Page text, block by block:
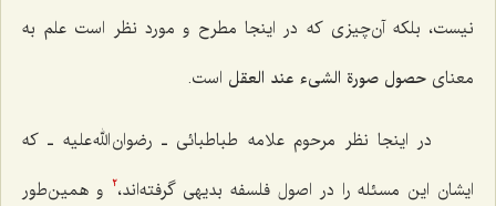
نیست، بلکه آن‌چیزی که در اینجا مطرح و مورد نظر است علم به
معنای حصول صورة الشیء عند العقل است.
در اینجا نظر مرحوم علامه طباطبائی ـ رضوان الله علیه ـ که
ایشان این مسئله را در اصول فلسفه بدیهی گرفته‌اند،2
و همین‌طور